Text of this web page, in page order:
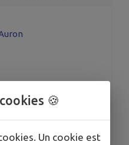
🍪
Un cookie est